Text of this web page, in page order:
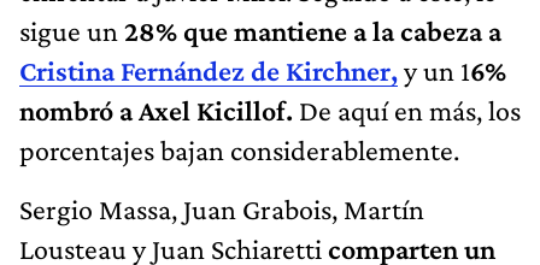
sigue un 28% que mantiene a la cabeza a
Cristina Fernández de Kirchner,y un 16%
nombró a Axel Kicillof. De aquí en más, los
porcentajes bajan considerablemente.
Sergio Massa, Juan Grabois, Martín
Lousteau y Juan Schiaretti comparten un